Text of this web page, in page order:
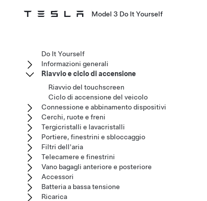
Model 3 Do It Yourself
Do It Yourself
Informazioni generali
Riavvio e ciclo di accensione
Riavvio del touchscreen
Ciclo di accensione del veicolo
Connessione e abbinamento dispositivi
Cerchi, ruote e freni
Tergicristalli e lavacristalli
Portiere, finestrini e sbloccaggio
Filtri dell'aria
Telecamere e finestrini
Vano bagagli anteriore e posteriore
Accessori
Batteria a bassa tensione
Ricarica